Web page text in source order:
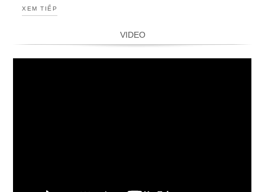
XEM TIẾP
VIDEO